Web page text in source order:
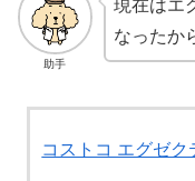
助手
現在はエ
なったか
コストコ エグゼ